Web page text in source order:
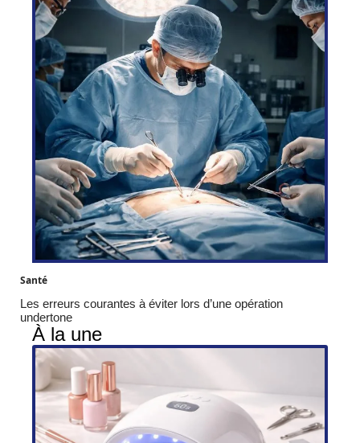
Santé
Les erreurs courantes à éviter lors d’une opération
undertone
À la une